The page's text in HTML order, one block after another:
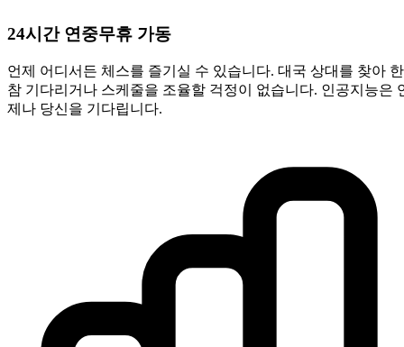
24시간 연중무휴 가동
언제 어디서든 체스를 즐기실 수 있습니다. 대국 상대를 찾아 한
참 기다리거나 스케줄을 조율할 걱정이 없습니다. 인공지능은
제나 당신을 기다립니다.